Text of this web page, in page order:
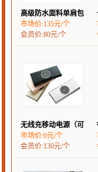
高级防水面料单肩包
市场价:135元/个
会员价:80元/个
无线充移动电源（可
市场价:0元/个
会员价:130元/个